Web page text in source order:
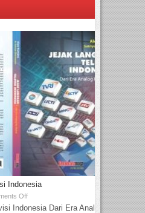
Indonesia
Off
Indonesia Dari Era Analog